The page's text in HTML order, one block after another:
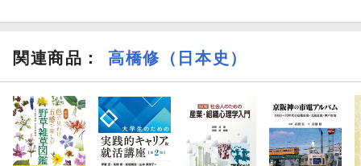
関連商品 ： 高橋修（日本史）